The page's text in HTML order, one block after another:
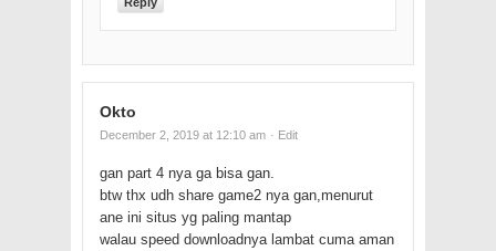
Okto
December 2, 2019 at 12:10 am · Edit
gan part 4 nya ga bisa gan.
btw thx udh share game2 nya gan,menurut
ane ini situs yg paling mantap
walau speed downloadnya lambat cuma aman